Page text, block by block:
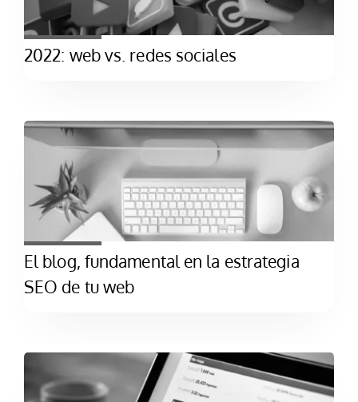
2022: web vs. redes sociales
El blog, fundamental en la estrategia
SEO de tu web